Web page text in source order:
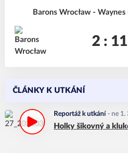
Barons Wrocław -
2 : 11
ČLÁNKY K UTKÁNÍ
Reportáž k utkání - ne 1.
Holky šikovný a